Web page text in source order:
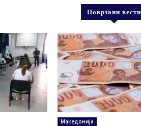
Поврзани вести
Македонија